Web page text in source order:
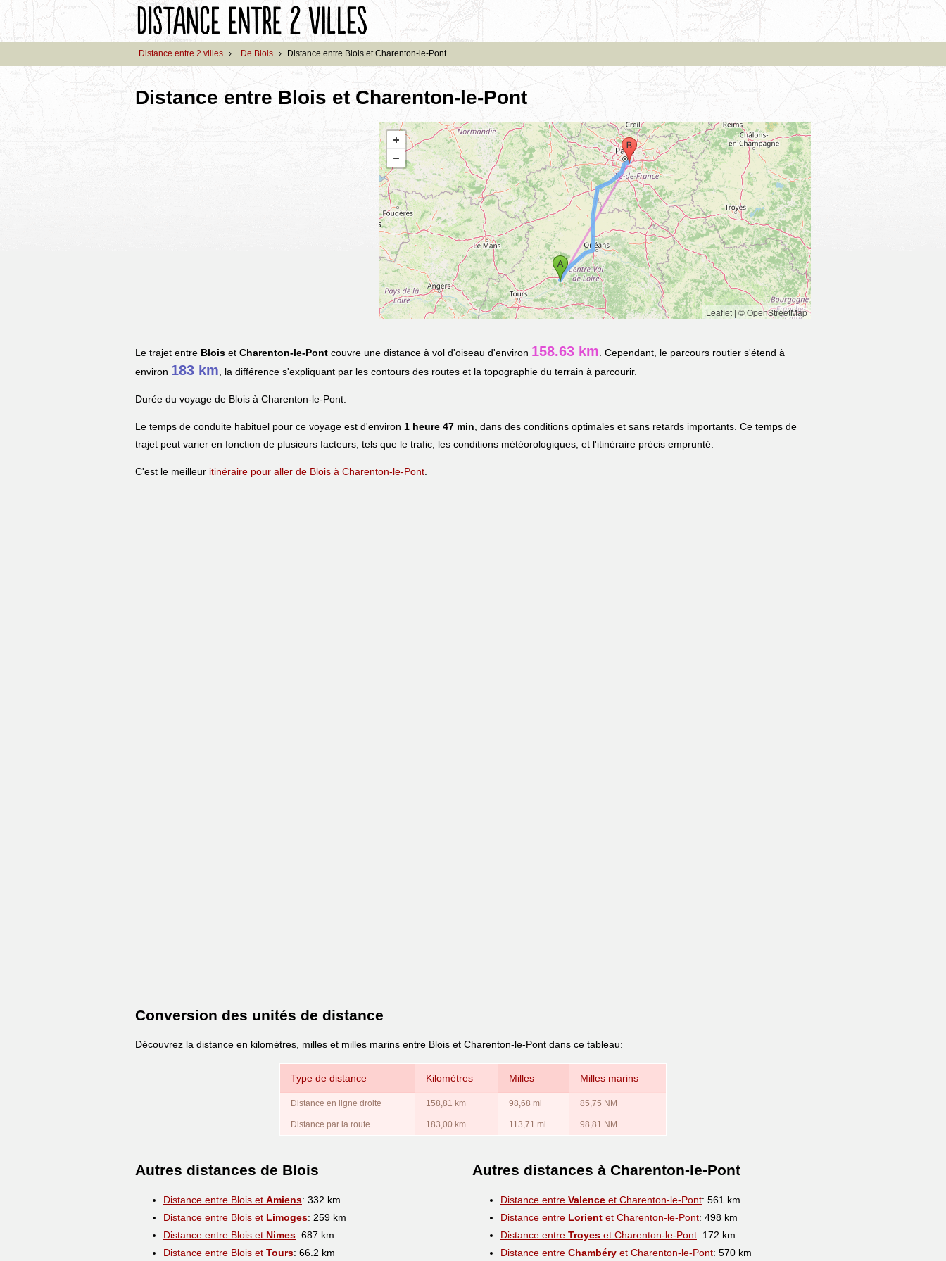
Distance entre 2 villes › De Blois › Distance entre Blois et Charenton-le-Pont
Distance entre Blois et Charenton-le-Pont
Leaflet | © OpenStreetMap
Le trajet entre Blois et Charenton-le-Pont couvre une distance à vol d'oiseau d'environ 158.63 km . Cependant, le parcours routier s'étend à
environ 183 km , la différence s'expliquant par les contours des routes et la topographie du terrain à parcourir.
Durée du voyage de Blois à Charenton-le-Pont:
Le temps de conduite habituel pour ce voyage est d'environ 1 heure 47 min , dans des conditions optimales et sans retards importants. Ce temps de
trajet peut varier en fonction de plusieurs facteurs, tels que le trafic, les conditions météorologiques, et l'itinéraire précis emprunté.
C'est le meilleur itinéraire pour aller de Blois à Charenton-le-Pont
Conversion des unités de distance
Découvrez la distance en kilomètres, milles et milles marins entre Blois et Charenton-le-Pont dans ce tableau:
Type de distance Kilomètres Milles Milles marins
Distance en ligne droite 158,81 km 98,68 mi 85,75 NM
Distance par la route 183,00 km 113,71 mi 98,81 NM
Autres distances de Blois
Distance entre Blois et Amiens: 332 km
Distance entre Blois et Limoges: 259 km
Distance entre Blois et Nimes: 687 km
Distance entre Blois et Tours: 66.2 km
Autres distances à Charenton-le-Pont
Distance entre Valence et Charenton-le-Pont: 561 km
Distance entre Lorient et Charenton-le-Pont: 498 km
Distance entre Troyes et Charenton-le-Pont: 172 km
Distance entre Chambéry et Charenton-le-Pont: 570 km